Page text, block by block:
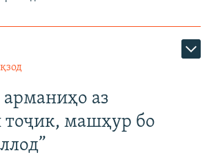
аз
тоҷик, машҳур бо